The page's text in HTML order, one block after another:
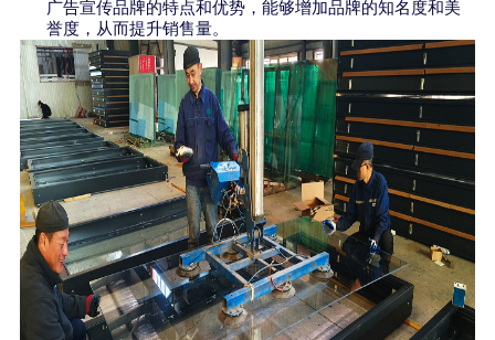
广告宣传品牌的特点和优势，能够增加品牌的知名度和美
誉度，从而提升销售量。